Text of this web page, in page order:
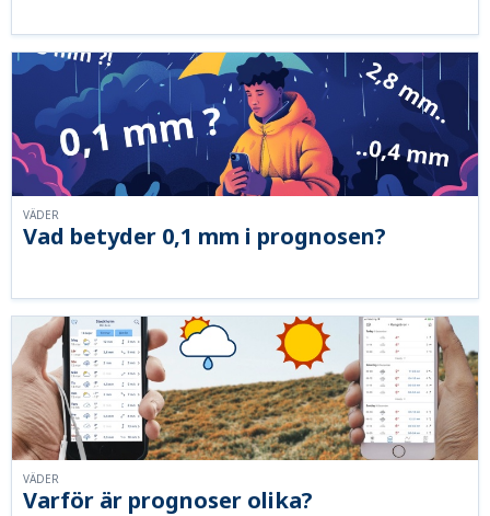
Vad betyder 0,1 mm i prognosen?
VÄDER
Varför är prognoser olika?
VÄDER